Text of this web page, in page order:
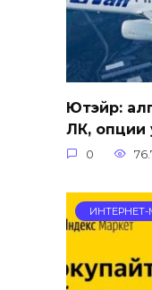
Ютэйр:
ЛК, опции
0